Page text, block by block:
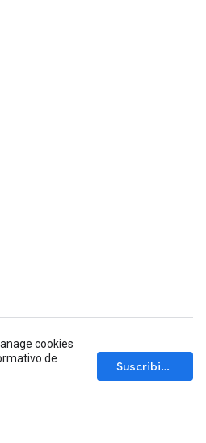
cookies
de
Suscribirse